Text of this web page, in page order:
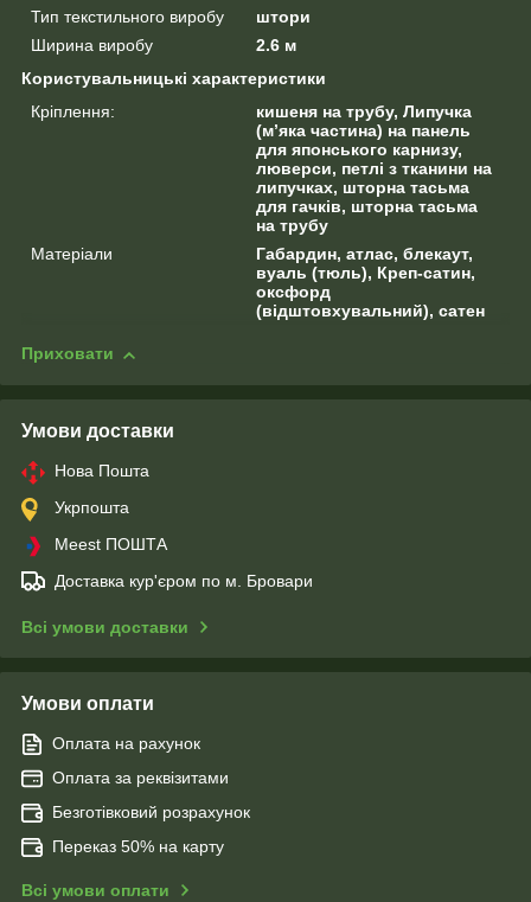
Тип текстильного виробу
штори
Ширина виробу
2.6 м
Користувальницькі характеристики
Кріплення:
кишеня на трубу, Липучка
(м’яка частина) на панель
для японського карнизу,
люверси, петлі з тканини на
липучках, шторна тасьма
для гачків, шторна тасьма
на трубу
Матеріали
Габардин, атлас, блекаут,
вуаль (тюль), Креп-сатин,
оксфорд
(відштовхувальний), сатен
Приховати
Умови доставки
Нова Пошта
Укрпошта
Meest ПОШТА
Доставка кур'єром по м. Бровари
Всі умови доставки
Умови оплати
Оплата на рахунок
Оплата за реквізитами
Безготівковий розрахунок
Переказ 50% на карту
Всі умови оплати